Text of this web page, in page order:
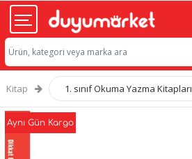
Kitap 1. sınıf Okuma Yazma Kitapları
Aynı Gün Kargo